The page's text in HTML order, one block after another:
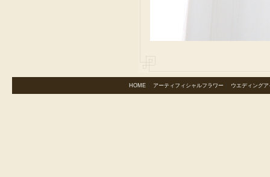
HOME｜ アーティフィシャルフラワー｜ ウエディングア